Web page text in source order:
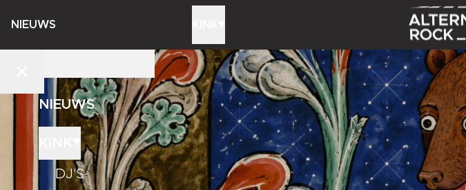
NIEUWS
NIEUWS
DJ'S